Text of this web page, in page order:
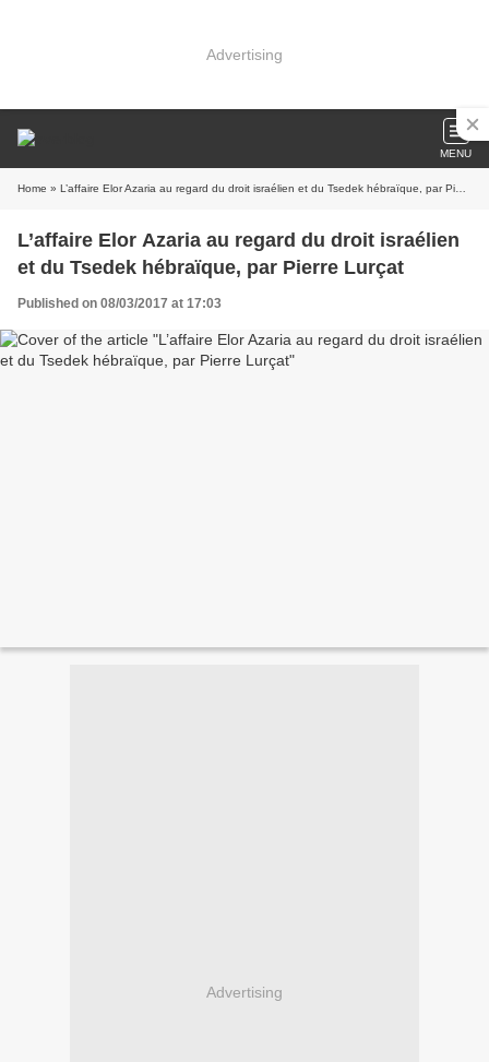
Advertising
MENU
Home » L’affaire Elor Azaria au regard du droit israélien et du Tsedek hébraïque, par Pierre Lurçat
L’affaire Elor Azaria au regard du droit israélien
et du Tsedek hébraïque, par Pierre Lurçat
Published on 08/03/2017 at 17:03
Advertising